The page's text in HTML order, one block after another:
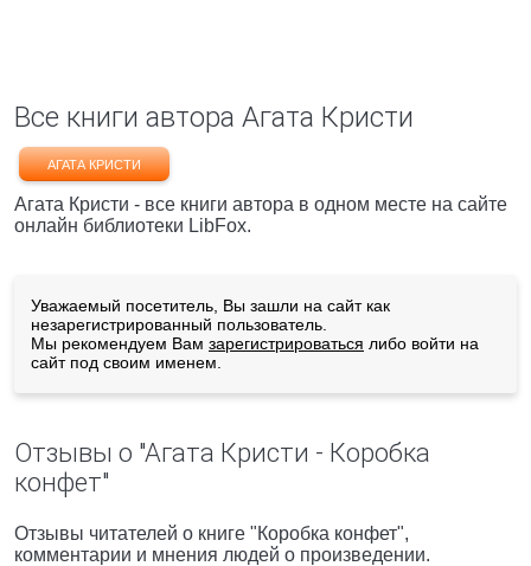
Все книги автора Агата Кристи
АГАТА КРИСТИ
Агата Кристи - все книги автора в одном месте на сайте
онлайн библиотеки LibFox.
Уважаемый посетитель, Вы зашли на сайт как
незарегистрированный пользователь.
Мы рекомендуем Вам зарегистрироваться либо войти на
сайт под своим именем.
Отзывы о "Агата Кристи - Коробка
конфет"
Отзывы читателей о книге "Коробка конфет",
комментарии и мнения людей о произведении.